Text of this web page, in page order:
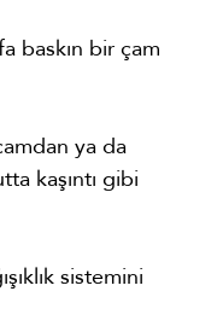
baskın bir çam
ya da
kaşıntı gibi
sistemini